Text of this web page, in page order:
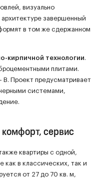
визуально
завершенный
в том же сдержанном
кирпичной технологии
плитами.
Проект предусматривает
системами,
сервис
квартиры с одной,
как в классических, так и
от 27 до 70 кв. м,